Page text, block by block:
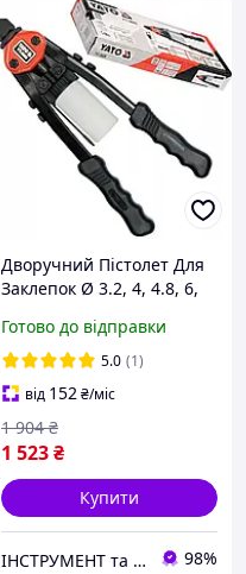
Дворучний Пістолет Для
Заклепок Ø 3.2, 4, 4.8, 6,
Готово до відправки
5.0 (1)
від 152₴/міс
1 523₴
1 904 ₴
Купити
ІНСТРУМЕНТ та МЕТИЗИ 98%